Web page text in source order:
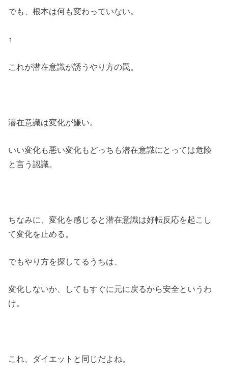
でも、根本は何も変わっていない。
↑
これが潜在意識が誘うやり方の罠。
潜在意識は変化が嫌い。
いい変化も悪い変化もどっちも潜在意識にとっては危険
と言う認識。
ちなみに、変化を感じると潜在意識は好転反応を起こし
て変化を止める。
でもやり方を探してるうちは、
変化しないか、してもすぐに元に戻るから安全というわ
け。
これ、ダイエットと同じだよね。